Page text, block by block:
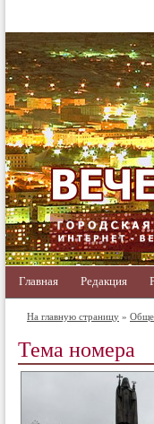
Главная Редакция
На главную страницу »
Тема номера